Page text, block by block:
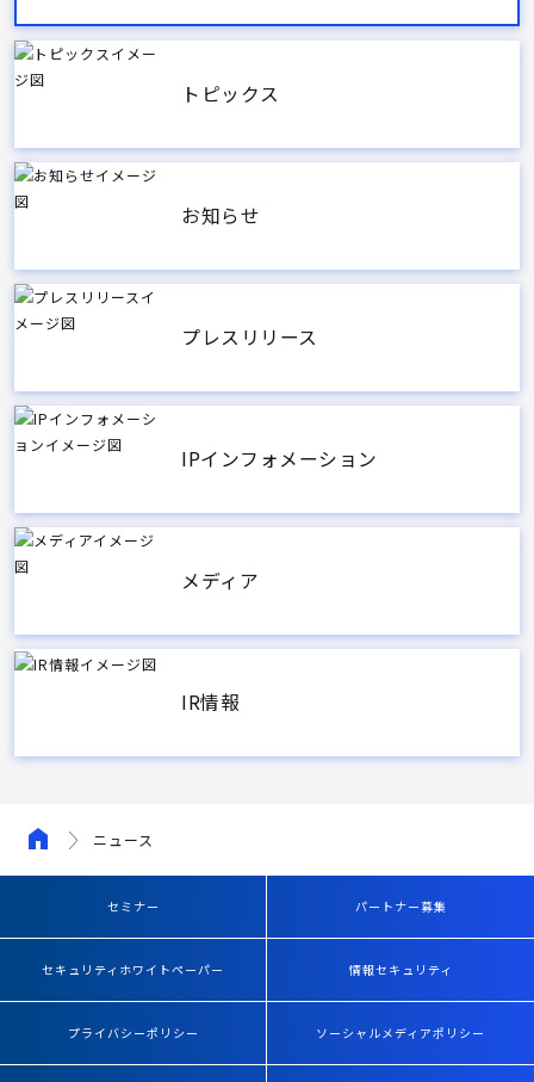
トピックス
お知らせ
プレスリリース
IPインフォメーション
メディア
IR情報
ニュース
セミナー パートナー募集
セキュリティホワイトペーパー 情報セキュリティ
プライバシーポリシー ソーシャルメディアポリシー